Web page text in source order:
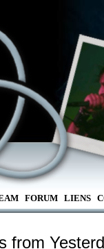
FORUM LIENS
from